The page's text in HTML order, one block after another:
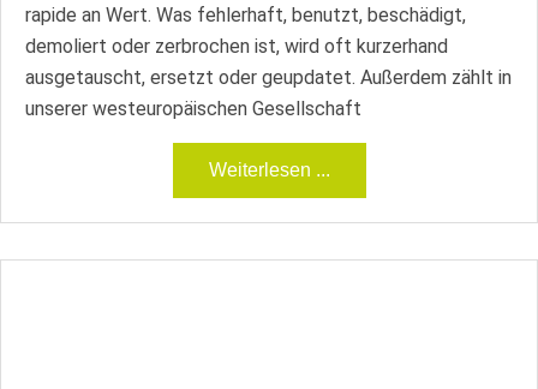
rapide an Wert. Was fehlerhaft, benutzt, beschädigt,
demoliert oder zerbrochen ist, wird oft kurzerhand
ausgetauscht, ersetzt oder geupdatet. Außerdem zählt in
unserer westeuropäischen Gesellschaft
Weiterlesen ...